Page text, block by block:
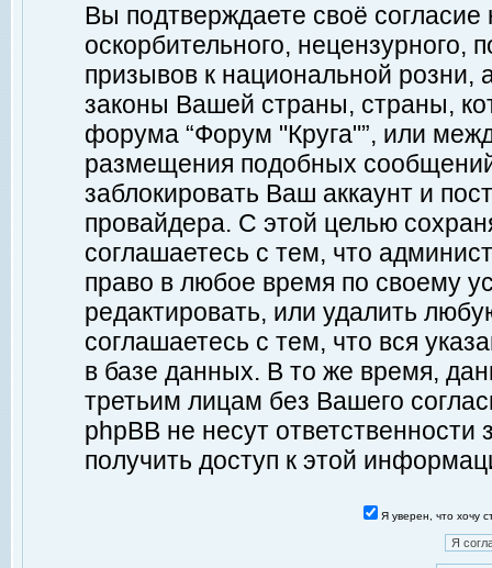
Вы подтверждаете своё
оскорбительного, нецензурного,
призывов к национальной
законы Вашей страны, страны,
форума “Форум "Круга"”, или
размещения подобных
заблокировать Ваш аккаунт и
провайдера. С этой целью
соглашаетесь с тем, что
право в любое время по своему
редактировать, или удалить
соглашаетесь с тем, что вся
в базе данных. В то же время,
третьим лицам без Вашего
phpBB не несут ответственности
получить доступ к этой
Я уверен, что хочу